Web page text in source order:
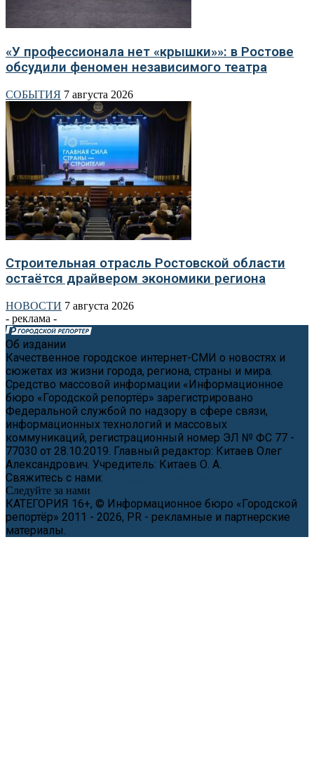
«У профессионала нет «крышки»»: в Ростове
обсудили феномен независимого театра
СОБЫТИЯ 7 августа 2026
Строительная отрасль Ростовской области
остаётся драйвером экономики региона
НОВОСТИ 7 августа 2026
- реклама -
Об издании
Качественное городское интернет-СМИ о новостях и
сюжетах из жизни города, региона, страны и мира.
Средство массовой информации «Информационное
бюро «Городской репортёр» зарегистрировано
Федеральной службой по надзору в сфере связи,
информационных технологий и массовых
коммуникаций, регистрационный номер ЭЛ № ФС 77 -
77030 от 28.10.2019. Главный редактор: Китаев Олег
Александрович. Учредитель: Китаев О. А.
Свяжитесь с нами:
Следуйте за нами
КАТЕГОРИЯ 16+, © Информационное бюро «Городской
репортёр» 2011 - 2026, PR - рекламные и партнерские
материалы.